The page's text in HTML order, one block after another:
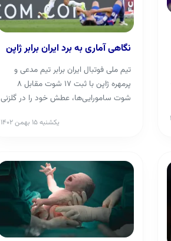
نگاهی آماری به برد ایران برابر ژاپن
تیم ملی فوتبال ایران برابر تیم مدعی و
پرمهره ژاپن با ثبت ۱۷ شوت مقابل ۸
شوت سامورایی‌ها، عطش خود را در گلزنی
یکشنبه ۱۵ بهمن ۱۴۰۲